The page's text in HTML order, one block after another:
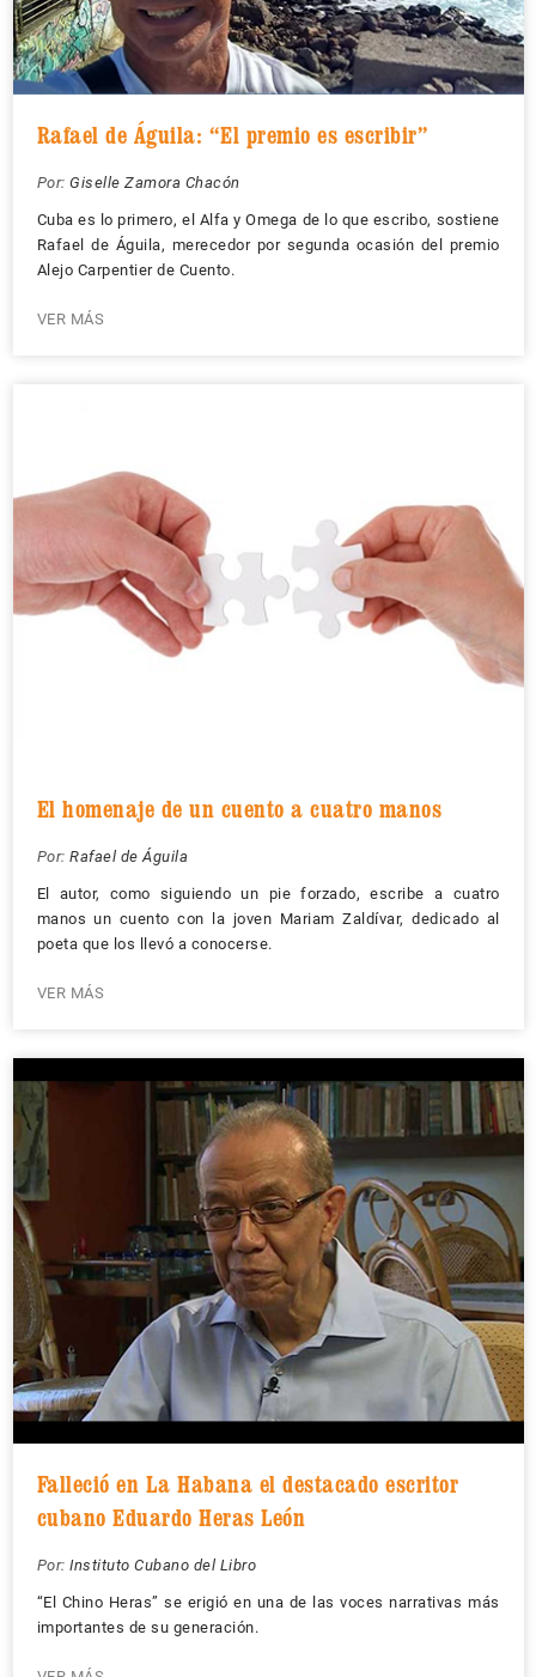
Rafael de Águila: “El premio es escribir”
Por: Giselle Zamora Chacón
Cuba es lo primero, el Alfa y Omega de lo que escribo, sostiene
Rafael de Águila, merecedor por segunda ocasión del premio
Alejo Carpentier de Cuento.
VER MÁS
El homenaje de un cuento a cuatro manos
Por: Rafael de Águila
El autor, como siguiendo un pie forzado, escribe a cuatro
manos un cuento con la joven Mariam Zaldívar, dedicado al
poeta que los llevó a conocerse.
VER MÁS
Falleció en La Habana el destacado escritor
cubano Eduardo Heras León
Por: Instituto Cubano del Libro
“El Chino Heras” se erigió en una de las voces narrativas más
importantes de su generación.